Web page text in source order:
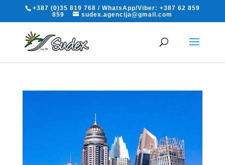
+387 (0)35 819 768 / WhatsApp/Viber: +387 62 859
859
sudex.agencija@gmail.com